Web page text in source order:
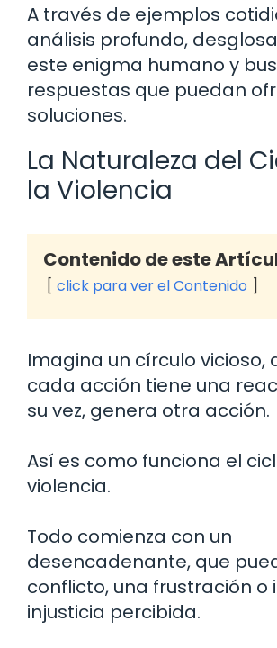
A través de ejemplos
análisis profundo,
este enigma humano y
respuestas que puedan
soluciones.
La Naturaleza del
la Violencia
Contenido de este
click para ver el Contenido
Imagina un círculo vicioso,
cada acción tiene una
su vez, genera otra acción.
Así es como funciona el
violencia.
Todo comienza con un
desencadenante, que
conflicto, una frustración o
injusticia percibida.